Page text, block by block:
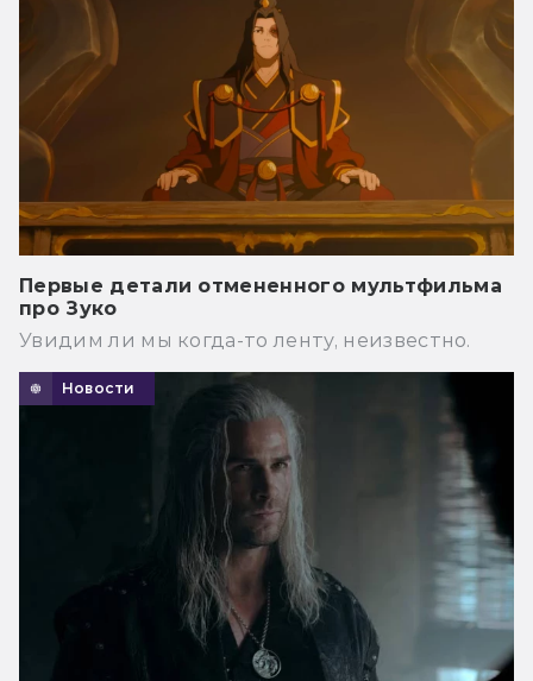
Первые детали отмененного мультфильма
про Зуко
Увидим ли мы когда-то ленту, неизвестно.
Новости